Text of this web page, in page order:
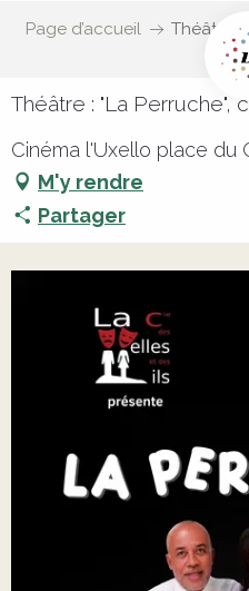
Page d’accueil Théâtre :
Théâtre : "La Perruche",
Cinéma l'Uxello place du
M'y rendre
Partager